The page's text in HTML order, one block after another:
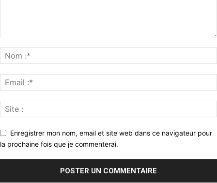
Enregistrer mon nom, email et site web dans ce navigateur pour
la prochaine fois que je commenterai.